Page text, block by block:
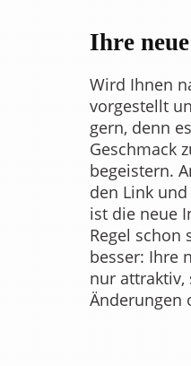
Ihre
Wird Ihnen
vorgestellt
gern, denn
Geschmack
begeistern.
den Link
ist die neue
Regel schon
besser: Ihre
nur attraktiv,
Änderungen